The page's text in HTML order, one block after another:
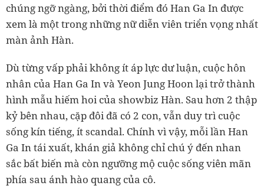
chúng ngỡ ngàng, bởi thời điểm đó Han Ga In được
xem là một trong những nữ diễn viên triển vọng nhất
màn ảnh Hàn.
Dù từng vấp phải không ít áp lực dư luận, cuộc hôn
nhân của Han Ga In và Yeon Jung Hoon lại trở thành
hình mẫu hiếm hoi của showbiz Hàn. Sau hơn 2 thập
kỷ bên nhau, cặp đôi đã có 2 con, vẫn duy trì cuộc
sống kín tiếng, ít scandal. Chính vì vậy, mỗi lần Han
Ga In tái xuất, khán giả không chỉ chú ý đến nhan
sắc bất biến mà còn ngưỡng mộ cuộc sống viên mãn
phía sau ánh hào quang của cô.